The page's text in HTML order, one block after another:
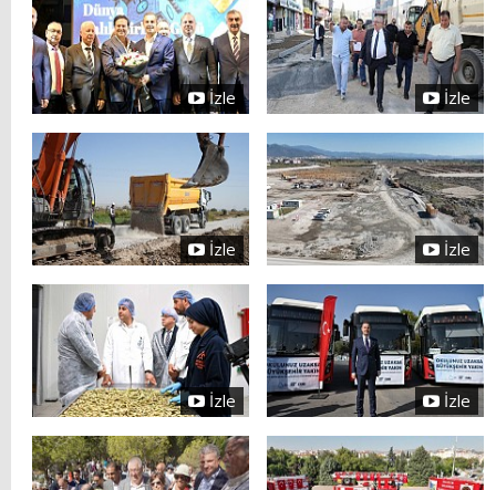
İzle İzle
İzle İzle
İzle İzle